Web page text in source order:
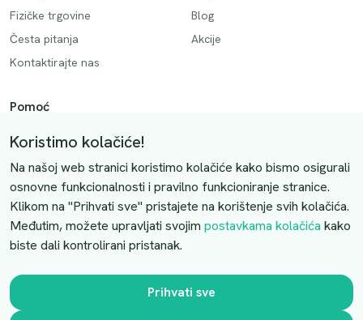
Fizičke trgovine
Česta pitanja
Kontaktirajte nas
Blog
Akcije
Pomoć
Način plaćanja
Dostava
Povrati i otkazivanje
Uslovi kupovine
Kontaktirajte nas
Slobodno nas kontaktirajte putem e-maila:
Koristimo kolačiće!
Na našoj web stranici koristimo kolačiće kako bismo osigurali
osnovne funkcionalnosti i pravilno funkcioniranje stranice.
Klikom na "Prihvati sve" pristajete na korištenje svih kolačića.
Međutim, možete upravljati svojim postavkama kolačića kako
biste dali kontrolirani pristanak.
Prihvati sve